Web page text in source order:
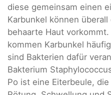
diese gemeinsam einen
Karbunkel können
behaarte Haut
kommen Karbunkel
sind Bakterien dafür
Bakterium
Po ist eine Eiterbeule,